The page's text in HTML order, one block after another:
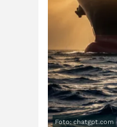
Foto: chatgpt.com